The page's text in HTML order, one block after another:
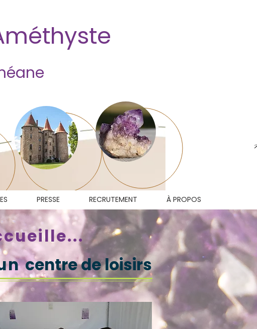
PRESSE RECRUTEMENT À PROPOS
centre de loisirs